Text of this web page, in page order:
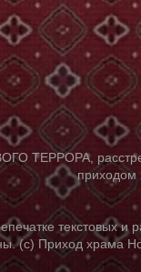
ТЕРРОРА,
приходом
текстовых
(с) Приход храма